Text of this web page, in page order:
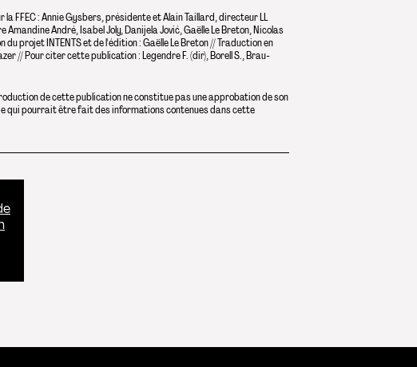
la FFEC : Annie Gysbers, présidente et Alain Taillard, directeur LL
André, Isabel Joly, Danijela Jović, Gaëlle Le Breton, Nicolas
projet INTENTS et de l'édition : Gaëlle Le Breton // Traduction en
// Pour citer cette publication : Legendre F. (dir), Borell S., Brau-
de cette publication ne constitue pas une approbation de son
qui pourrait être fait des informations contenues dans cette